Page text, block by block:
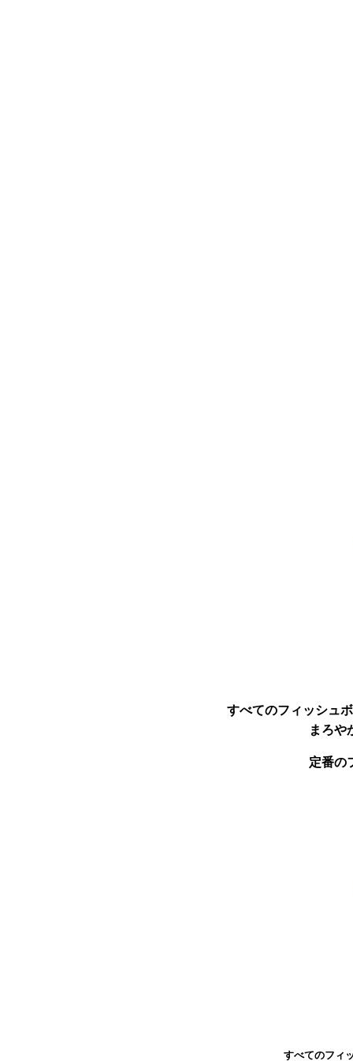
すべてのフィッシュ
まろや
定番の
すべてのフィ